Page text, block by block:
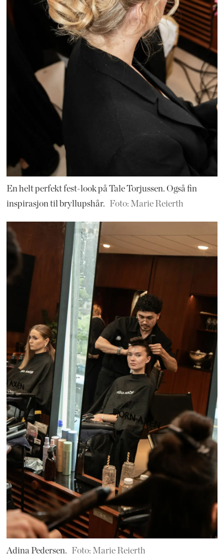
En helt perfekt fest-look på Tale Torjussen. Også fin
inspirasjon til bryllupshår.
Foto: Marie Reierth
Adina Pedersen. Foto: Marie Reierth